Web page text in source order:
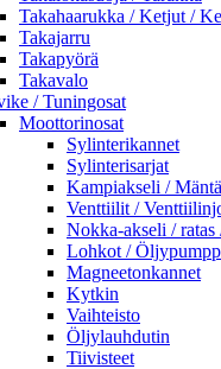
Takahaarukka / Ketjut /
Takajarru
Takapyörä
Takavalo
/ Tuningosat
Moottorinosat
Sylinterikannet
Sylinterisarjat
Kampiakseli / Mäntä
Venttiilit /
Nokka-akseli / ratas
Lohkot /
Magneetonkannet
Kytkin
Vaihteisto
Öljylauhdutin
Tiivisteet